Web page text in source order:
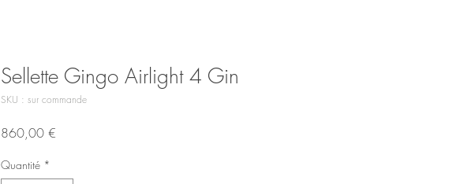
Sellette Gingo Airlight 4 Gin
SKU : sur commande
860,00 €
Quantité *